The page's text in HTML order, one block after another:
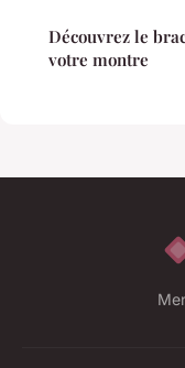
Découvrez le
votre montre